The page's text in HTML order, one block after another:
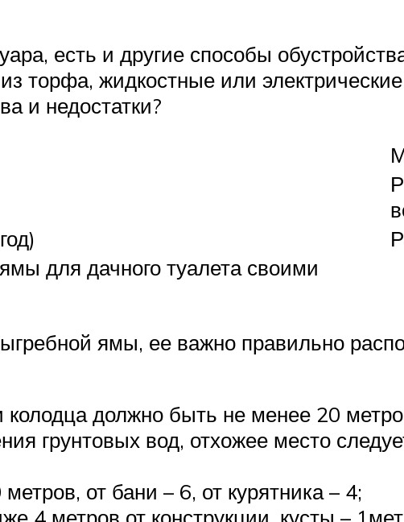
есть и другие способы
торфа, жидкостные или
и недостатки?
для дачного туалета своими
ямы, ее важно правильно
должно быть не менее 20
грунтовых вод, отхожее место
от бани – 6, от курятника – 4;